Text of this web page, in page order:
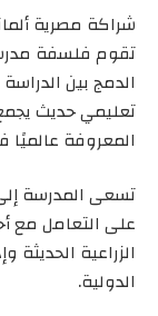
شراكة مصرية
تقوم فلسفة
الدمج بين
تعليمي حديث يجمع
المعروفة عالميًا
تسعى المدرسة
على التعامل مع
الزراعية الحديثة
الدولية.